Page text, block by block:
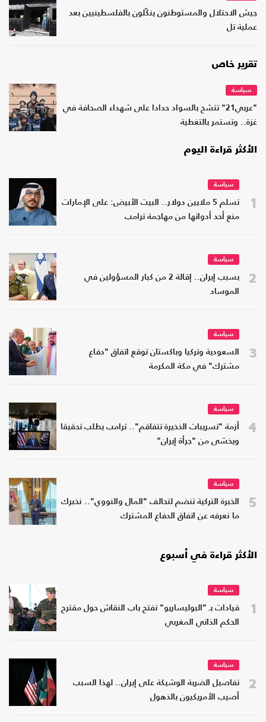
جيش الاحتلال والمستوطنون ينكّلون بالفلسطينيين بعد
عملية تل
تقرير خاص
سياسة
"عربي21" تتشح بالسواد حدادا على شهداء الصحافة في
غزة.. وتستمر بالتغطية
الأكثر قراءة اليوم
1
سياسة
تسلم 5 ملايين دولار.. البيت الأبيض: على الإمارات
منع أحد أدواتها من مهاجمة ترامب
2
سياسة
بسبب إيران.. إقالة 2 من كبار المسؤولين في
الموساد
3
سياسة
السعودية وتركيا وباكستان توقع اتفاق "دفاع
مشترك" في مكة المكرمة
4
سياسة
أزمة "تسريبات الذخيرة تتفاقم".. ترامب يطلب تحقيقا
ويخشى من "جرأة إيران"
5
سياسة
الخبرة التركية تنضم لتحالف "المال والنووي".. نخبرك
ما نعرفه عن اتفاق الدفاع المشترك
الأكثر قراءة في أسبوع
1
سياسة
قيادات بـ "البوليساريو" تفتح باب النقاش حول مقترح
الحكم الذاتي المغربي
2
سياسة
تفاصيل الضربة الوشيكة على إيران.. لهذا السبب
أصيب الأمريكيون بالذهول